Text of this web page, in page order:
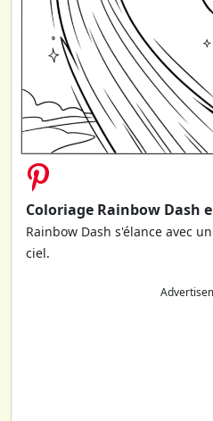
Coloriage Rainbow Dash
Rainbow Dash s'élance avec
ciel.